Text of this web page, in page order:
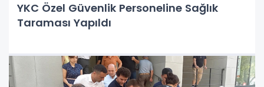
YKC Özel Güvenlik Personeline Sağlık
Taraması Yapıldı